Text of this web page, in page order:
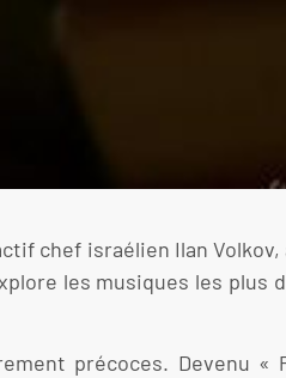
chef israélien Ilan
les musiques les plus
précoces. Devenu «